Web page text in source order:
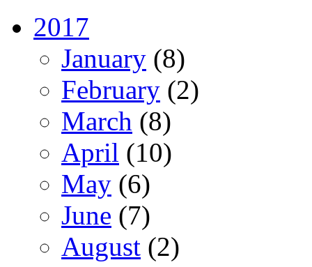
2017
January (8)
February (2)
March (8)
April (10)
May (6)
June (7)
August (2)